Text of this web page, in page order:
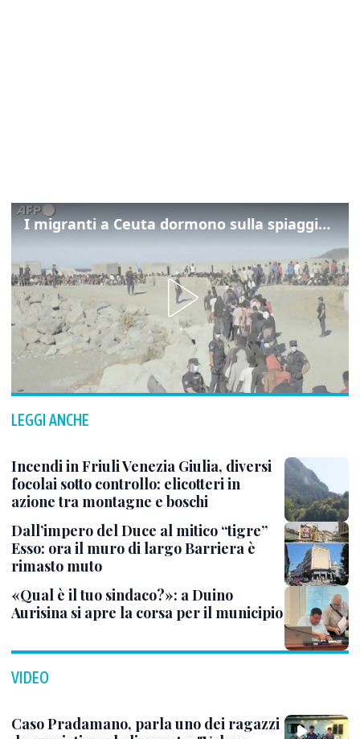
I migranti a Ceuta dormono sulla spiaggia: "Vogliamo entrare in Europa"
LEGGI ANCHE
Incendi in Friuli Venezia Giulia, diversi
focolai sotto controllo: elicotteri in
azione tra montagne e boschi
Dall’impero del Duce al mitico “tigre”
Esso: ora il muro di largo Barriera è
rimasto muto
«Qual è il tuo sindaco?»: a Duino
Aurisina si apre la corsa per il municipio
VIDEO
Caso Pradamano, parla uno dei ragazzi